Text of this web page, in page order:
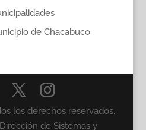
de Chacabuco
los derechos reservados.
de Sistemas y